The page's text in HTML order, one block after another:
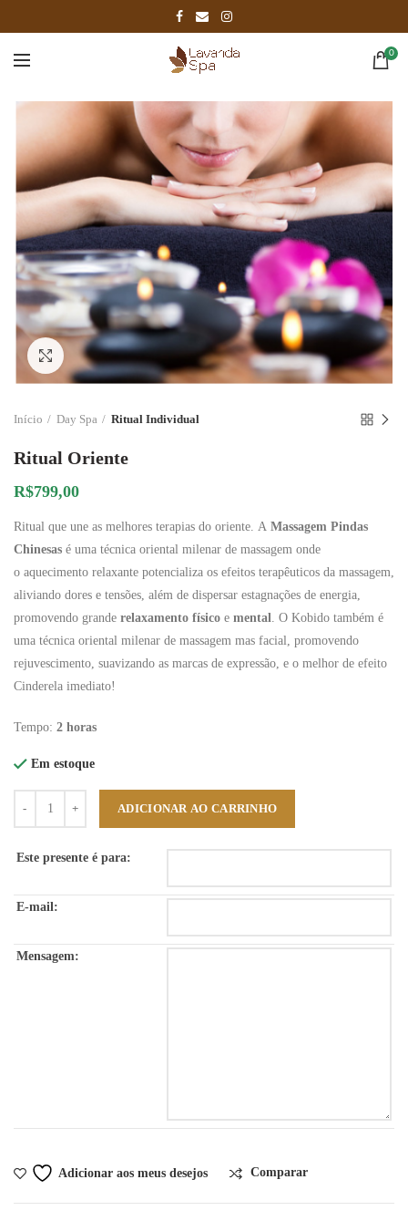
0
Click to enlarge
Início Day Spa Ritual Individual
Ritual Oriente
R$799,00
Ritual que une as melhores terapias do oriente. A Massagem Pindas
Chinesas é uma técnica oriental milenar de massagem onde
o aquecimento relaxante potencializa os efeitos terapêuticos da massagem,
aliviando dores e tensões, além de dispersar estagnações de energia,
promovendo grande relaxamento físico e mental. O Kobido também é
uma técnica oriental milenar de massagem mas facial, promovendo
rejuvescimento, suavizando as marcas de expressão, e o melhor de efeito
Cinderela imediato!
Tempo: 2 horas
Em estoque
ADICIONAR AO CARRINHO
Este presente é para:
E-mail:
Mensagem:
Adicionar aos meus desejos Comparar